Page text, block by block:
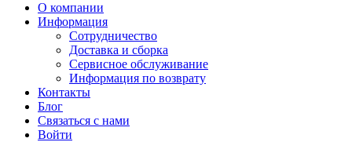
О компании
Информация
Сотрудничество
Доставка и сборка
Сервисное обслуживание
Информация по возврату
Контакты
Блог
Связаться с нами
Войти